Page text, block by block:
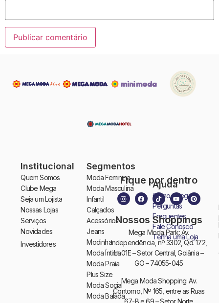
Institucional
Quem Somos
Clube Mega
Seja um Lojista
Nossas Lojas
Serviços
Novidades
Investidores
Segmentos
Moda Feminina
Moda Masculina
Infantil
Calçados
Acessórios
Jeans
Modinha
Moda Íntima
Moda Praia
Plus Size
Moda Social
Moda Balada
Ajuda
Como Chegar
Perguntas
Frequentes
Fale Conosco
Tenha uma Loja
Fique por dentro
Nossos Shoppings
Mega Moda Park: Av.
Independência, nº 3302, Qd. 172,
Lt. 01E – Setor Central, Goiânia –
GO – 74055-045
Mega Moda Shopping: Av.
Contorno, Nº 165, entre as Ruas
67-B e 69 – Setor Norte